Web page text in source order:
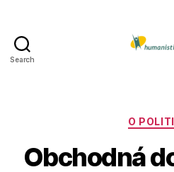
Search
O
Obchodná